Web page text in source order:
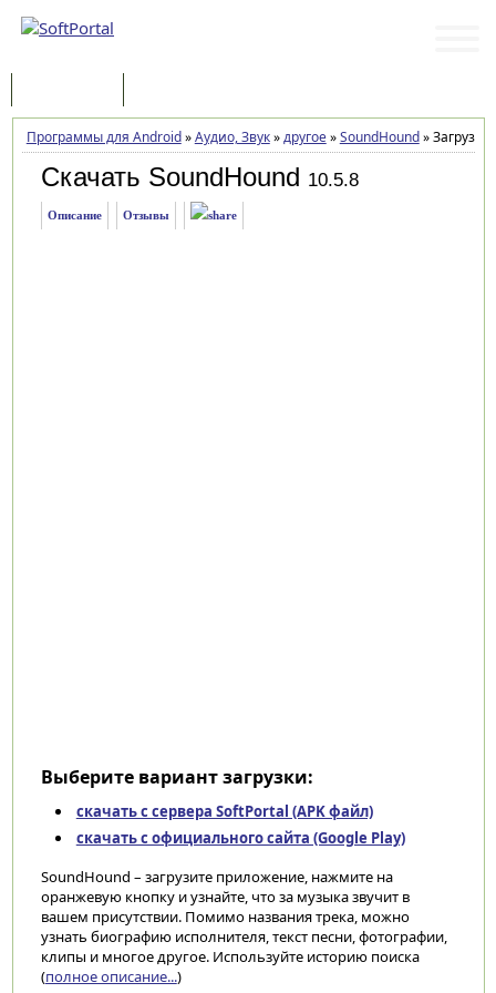
Программы для Android»Аудио, Звук»другое»SoundHound»Загрузка
Скачать SoundHound 10.5.8
Описание Отзывы
Выберите вариант загрузки:
скачать с сервера SoftPortal (APK файл)
скачать с официального сайта (Google Play)
SoundHound – загрузите приложение, нажмите на
оранжевую кнопку и узнайте, что за музыка звучит в
вашем присутствии. Помимо названия трека, можно
узнать биографию исполнителя, текст песни, фотографии,
клипы и многое другое. Используйте историю поиска
(полное описание...)